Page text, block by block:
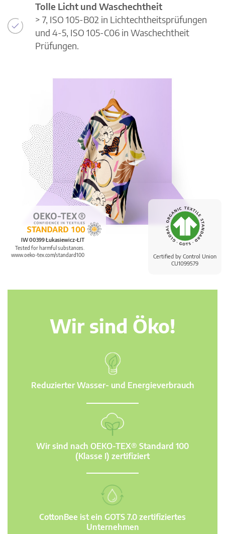
Certified by Control Union
CU1099579
IW 00399 Łukasiewicz-ŁIT
Tested for harmful substances.
www.oeko-tex.com/standard100
Tolle Licht und Waschechtheit
> 7, ISO 105-B02 in Lichtechtheitsprüfungen
und 4-5, ISO 105-C06 in Waschechtheit
Prüfungen.
Wir sind Öko!
Reduzierter Wasser- und Energieverbrauch
Wir sind nach OEKO-TEX® Standard 100
(Klasse I) zertifiziert
CottonBee ist ein GOTS 7.0 zertifiziertes
Unternehmen